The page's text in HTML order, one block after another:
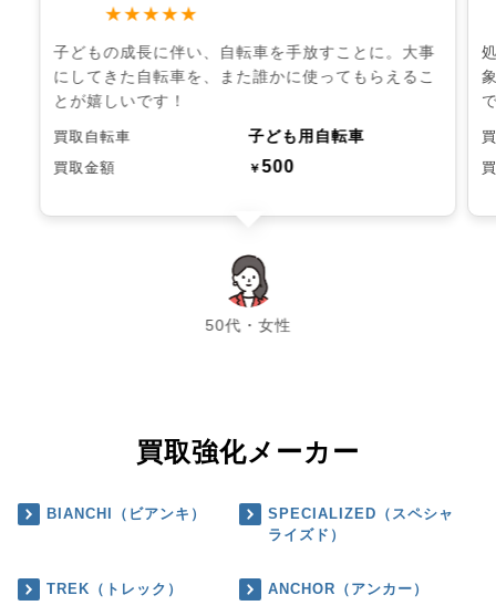
★★★★★
子どもの成長に伴い、自転車を手放すことに。大事
にしてきた自転車を、また誰かに使ってもらえるこ
とが嬉しいです！
買取自転車 子ども用自転車
買取金額 ￥500
50代・女性
chevron_left chevron_right
買取強化メーカー
BIANCHI（ビアンキ）
SPECIALIZED（スペシャ
ライズド）
TREK（トレック） ANCHOR（アンカー）